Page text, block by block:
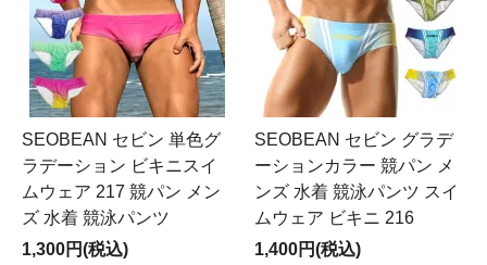
SEOBEAN セビン 単色グ
ラデーション ビキニスイ
ムウェア 217 競パン メン
ズ 水着 競泳パンツ
1,300円(税込)
SEOBEAN セビン グラデ
ーションカラー 競パン メ
ンズ 水着 競泳パンツ スイ
ムウェア ビキニ 216
1,400円(税込)